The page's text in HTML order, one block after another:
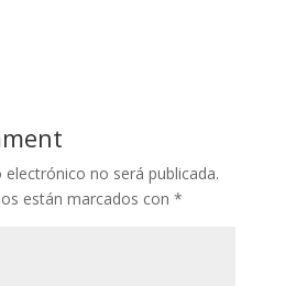
no será publicada.
están marcados con *